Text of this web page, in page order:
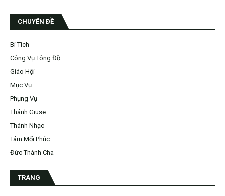
CHUYÊN ĐỀ
Bí Tích
Công Vụ Tông Đồ
Giáo Hội
Mục Vụ
Phụng Vụ
Thánh Giuse
Thánh Nhạc
Tám Mối Phúc
Đức Thánh Cha
TRANG